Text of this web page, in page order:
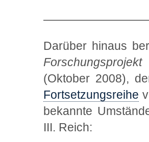
Darüber hinaus
(Oktober 2008),
Fortsetzungsreihe
bekannte
III. Reich: